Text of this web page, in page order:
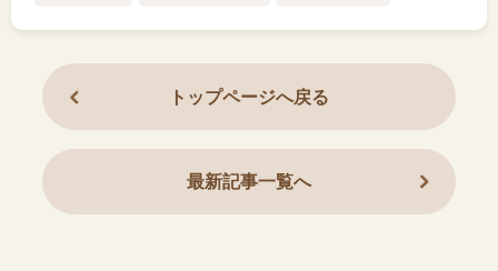
トップページへ戻る
最新記事一覧へ